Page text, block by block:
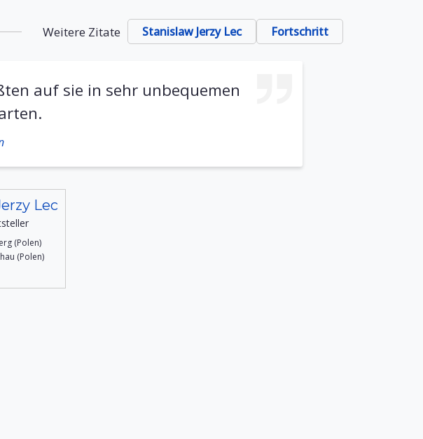
Weitere Zitate Stanislaw Jerzy Lec Fortschritt
auf sie in sehr unbequemen
Lec
(Polen)
(Polen)